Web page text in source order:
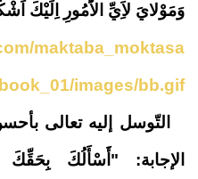
وَمَوْلايَ لاَِيِّ الاُْمُورِ اِلَيْكَ
maktaba_moktasa
images/bb.gif
التّوسل إليه تعالى
الإجابة: "أَسْأَلُكَ